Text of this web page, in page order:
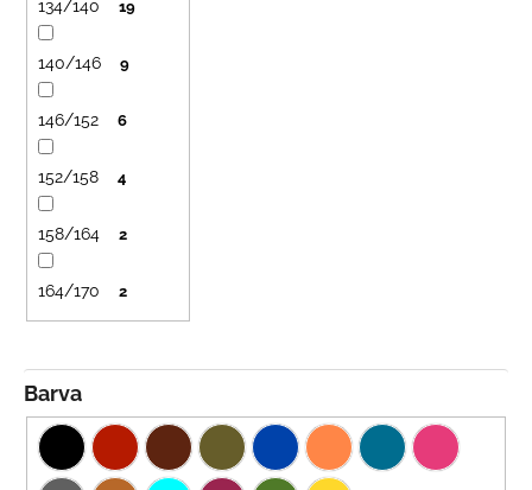
Barva
134/140 19
140/146 9
146/152 6
152/158 4
158/164 2
164/170 2